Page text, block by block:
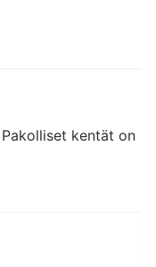
Pakolliset kentät on